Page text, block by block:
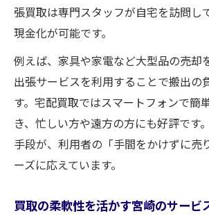
張買取は専門スタッフが自宅を訪問し
現金化が可能です。
例えば、家具や家電など大型品の売却
出張サービスを利用することで搬出の
す。宅配買取ではスマートフォンで簡
き、忙しい方や遠方の方にも好評です
手段が、利用者の「手間をかけずに売
ーズに応えています。
買取の柔軟性を活かす宮崎のサービ